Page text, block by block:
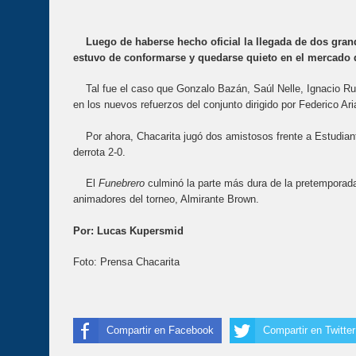
Luego de haberse hecho oficial la llegada de dos
estuvo de conformarse y quedarse quieto en el
Tal fue el caso que Gonzalo Bazán, Saúl Nelle, Ignacio
en los nuevos refuerzos del conjunto dirigido por Federico
Por ahora, Chacarita jugó dos amistosos frente a
derrota 2-0.
El Funebrero culminó la parte más dura de la
animadores del torneo, Almirante Brown.
Por: Lucas Kupersmid
Foto: Prensa Chacarita
Compartir en Facebook Compartir en Twitter